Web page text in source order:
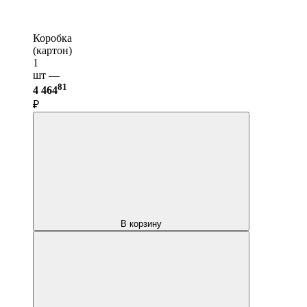
Коробка
(картон)
1
шт —
4 46481
₽
В корзину